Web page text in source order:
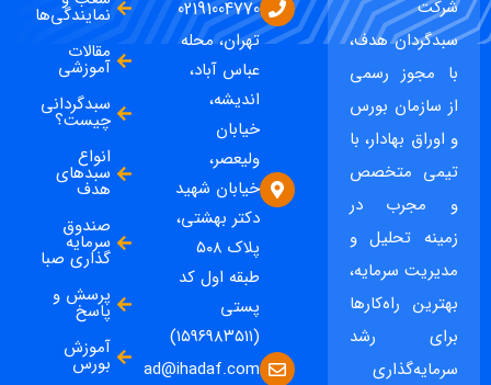
شرکت
سبدگردان هدف،
با مجوز رسمی
از سازمان بورس
و اوراق بهادار، با
تیمی متخصص
و مجرب در
زمینه تحلیل و
مدیریت سرمایه،
بهترین راه‌کارها
برای رشد
سرمایه‌گذاری
02191004770
تهران، محله
عباس آباد،
اندیشه،
خیابان
ولیعصر،
خیابان شهید
دکتر بهشتی،
پلاک ۵۰۸
طبقه اول کد
پستی
(۱۵۹۶۹۸۳۵۱۱)
ad@ihadaf.com
نمایندگی‌ها
مقالات
آموزشی
سبدگردانی
چیست؟
انواع
سبدهای
هدف
صندوق
سرمایه
گذاری صبا
پرسش و
پاسخ
آموزش
بورس